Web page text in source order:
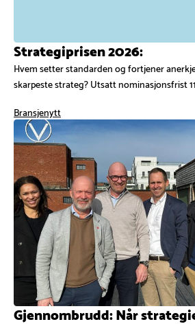
Strategiprisen 2026:
Hvem setter standarden og fortjener
skarpeste strateg? Utsatt nominasjonsfrist
Bransjenytt
Gjennombrudd: Når